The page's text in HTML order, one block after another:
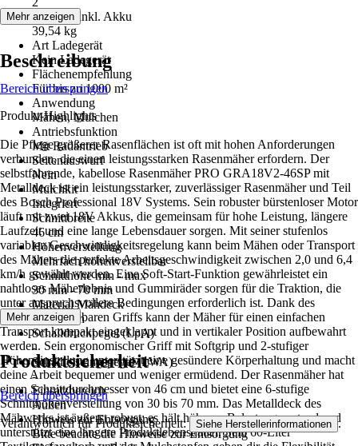
Gewicht inkl. Akku
39,54 kg
Art Ladegerät
Kein Ladegerät
Flächenempfehlung
Für bis zu 1000 m²
Anwendung
Mähen, Mulchen
Antriebsfunktion
Mit Radantrieb
Seitenauswurf
Nein
Mulchkit
Integriert
Schnittbreite
46 cm
Höhenverstellung
Mehrfach höhenverstellbar
Schnitthöhe min - max
30 mm - 70 mm
Material Mähdeck
Stahlblech
Schalldruckpegel (LpA)
-
Schallleistungspegel (LWA)
-
Einsatzbereich
Außen
Hinweis zur Entsorgung
Bitte beachte die Hinweise zur Entsorgung
Mehr anzeigen
Beschreibung
Bereich überspringen
Produkt-Highlights
Die Pflege größerer Rasenflächen ist oft mit hohen Anforderungen
verbunden, die einen leistungsstarken Rasenmäher erfordern. Der
selbstfahrende, kabellose Rasenmäher PRO GRA18V2-46SP mit
Metalldeck ist ein leistungsstarker, zuverlässiger Rasenmäher und Teil
des Bosch Professional 18V Systems. Sein robuster bürstenloser Motor
läuft mit zwei 18V Akkus, die gemeinsam für hohe Leistung, längere
Laufzeit und eine lange Lebensdauer sorgen. Mit seiner stufenlos
variablen Geschwindigkeitsregelung kann beim Mähen oder Transport
des Mähers die perfekte Arbeitsgeschwindigkeit zwischen 2,0 und 6,4
km/h gewählt werden. Eine Soft-Start-Funktion gewährleistet ein
nahtloses Mäherlebnis und Gummiräder sorgen für die Traktion, die
unter anspruchsvollere Bedingungen erforderlich ist. Dank des
zusammenklappbaren Griffs kann der Mäher für einen einfachen
Transport kompakt eingeklappt und in vertikaler Position aufbewahrt
werden. Sein ergonomischer Griff mit Softgrip und 2-stufiger
Höheneinstellung unterstützt eine gesündere Körperhaltung und macht
deine Arbeit bequemer und weniger ermüdend. Der Rasenmäher hat
einen Schnittdurchmesser von 46 cm und bietet eine 6-stufige
Schnitthöhenverstellung von 30 bis 70 mm. Das Metalldeck des
Mähwerks ist äußerst robust; es hält höheren Belastungen stand und
unterstützt eine längere Produktlebensdauer. Sein 60-Liter
Mehr anzeigen
Produktsicherheit
Bereich überspringen
Verantwortlich für Produktsicherheit: Siehe Herstellerinformationen .